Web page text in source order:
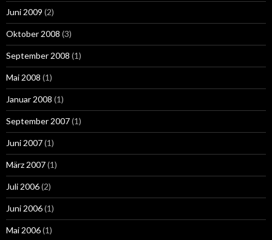
Juni 2009 (2)
Oktober 2008 (3)
September 2008 (1)
Mai 2008 (1)
Januar 2008 (1)
September 2007(1)
Juni 2007(1)
März 2007(1)
Juli 2006(2)
Juni 2006(1)
Mai 2006(1)